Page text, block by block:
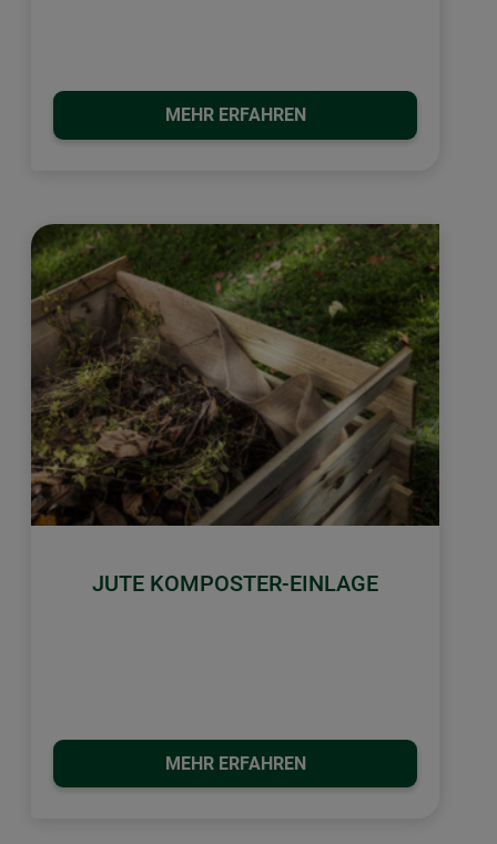
MEHR ERFAHREN
JUTE KOMPOSTER-EINLAGE
MEHR ERFAHREN